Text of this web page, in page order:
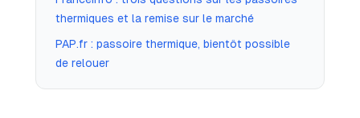
thermiques et la remise sur le marché
PAP.fr : passoire thermique, bientôt possible
de relouer